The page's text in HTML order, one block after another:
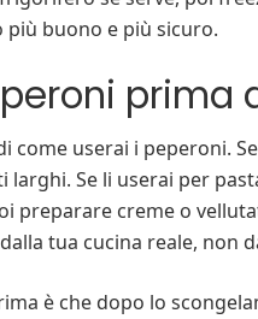
buono e più sicuro.
prima
come userai i peperoni.
Se li userai per
preparare creme o
tua cucina reale, non
è che dopo lo